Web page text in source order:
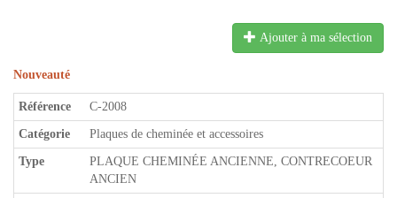
Ajouter à ma sélection
Nouveauté
Référence C-2008
Catégorie Plaques de cheminée et accessoires
Type
PLAQUE CHEMINÉE ANCIENNE, CONTRECOEUR
ANCIEN